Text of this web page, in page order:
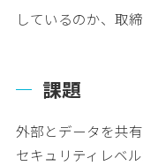
しているのか、取
課題
外部とデータを共
セキュリティレベ